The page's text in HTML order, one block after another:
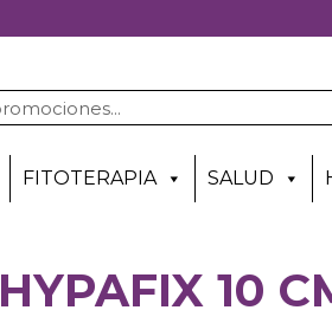
FITOTERAPIA SALUD
HYPAFIX 10